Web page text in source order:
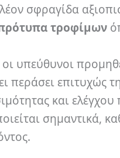
σφραγίδα
τροφίμων
οι υπεύθυνοι
περάσει επιτυχώς
και
σημαντικά,